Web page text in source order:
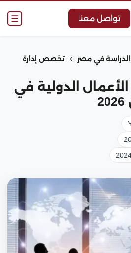
☰ تواصل معنا
في مصر ›
تخصص إدارة
الأعمال الدولية في